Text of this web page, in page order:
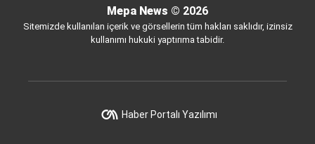
Mepa News © 2026
Sitemizde kullanılan içerik ve görsellerin tüm hakları saklıdır, izinsiz
kullanımı hukuki yaptırıma tabidir.
Haber Portalı Yazılımı